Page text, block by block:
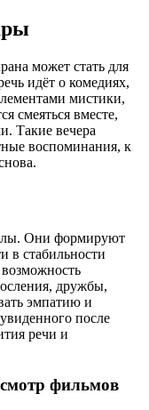
может стать для
идёт о комедиях,
мистики,
смеяться вместе,
Такие вечера
воспоминания, к
Они формируют
в стабильности
дружбы,
эмпатию и
после
речи и
фильмов